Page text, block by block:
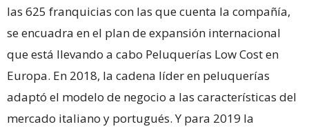
las 625 franquicias con las que cuenta la compañía,
se encuadra en el plan de expansión internacional
que está llevando a cabo Peluquerías Low Cost en
Europa. En 2018, la cadena líder en peluquerías
adaptó el modelo de negocio a las características del
mercado italiano y portugués. Y para 2019 la